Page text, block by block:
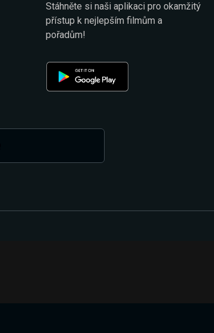
Stáhněte si naši aplikaci pro okamžitý
přístup k nejlepším filmům a
pořadům!